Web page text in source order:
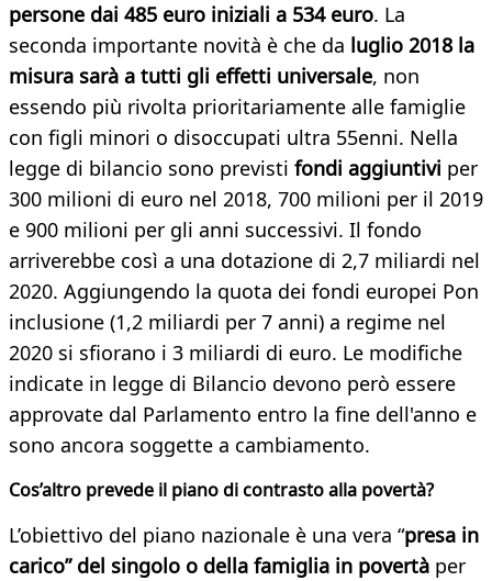
persone dai 485 euro iniziali a 534 euro. La
seconda importante novità è che da luglio 2018 la
misura sarà a tutti gli effetti universale, non
essendo più rivolta prioritariamente alle famiglie
con figli minori o disoccupati ultra 55enni. Nella
legge di bilancio sono previsti fondi aggiuntivi per
300 milioni di euro nel 2018, 700 milioni per il 2019
e 900 milioni per gli anni successivi. Il fondo
arriverebbe così a una dotazione di 2,7 miliardi nel
2020. Aggiungendo la quota dei fondi europei Pon
inclusione (1,2 miliardi per 7 anni) a regime nel
2020 si sfiorano i 3 miliardi di euro. Le modifiche
indicate in legge di Bilancio devono però essere
approvate dal Parlamento entro la fine dell'anno e
sono ancora soggette a cambiamento.
Cos’altro prevede il piano di contrasto alla povertà?
L’obiettivo del piano nazionale è una vera “presa in
carico” del singolo o della famiglia in povertà per